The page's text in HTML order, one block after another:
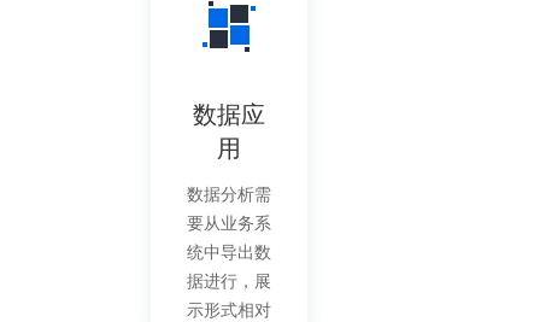
数据应
用
数据分析需
要从业务系
统中导出数
据进行，展
示形式相对